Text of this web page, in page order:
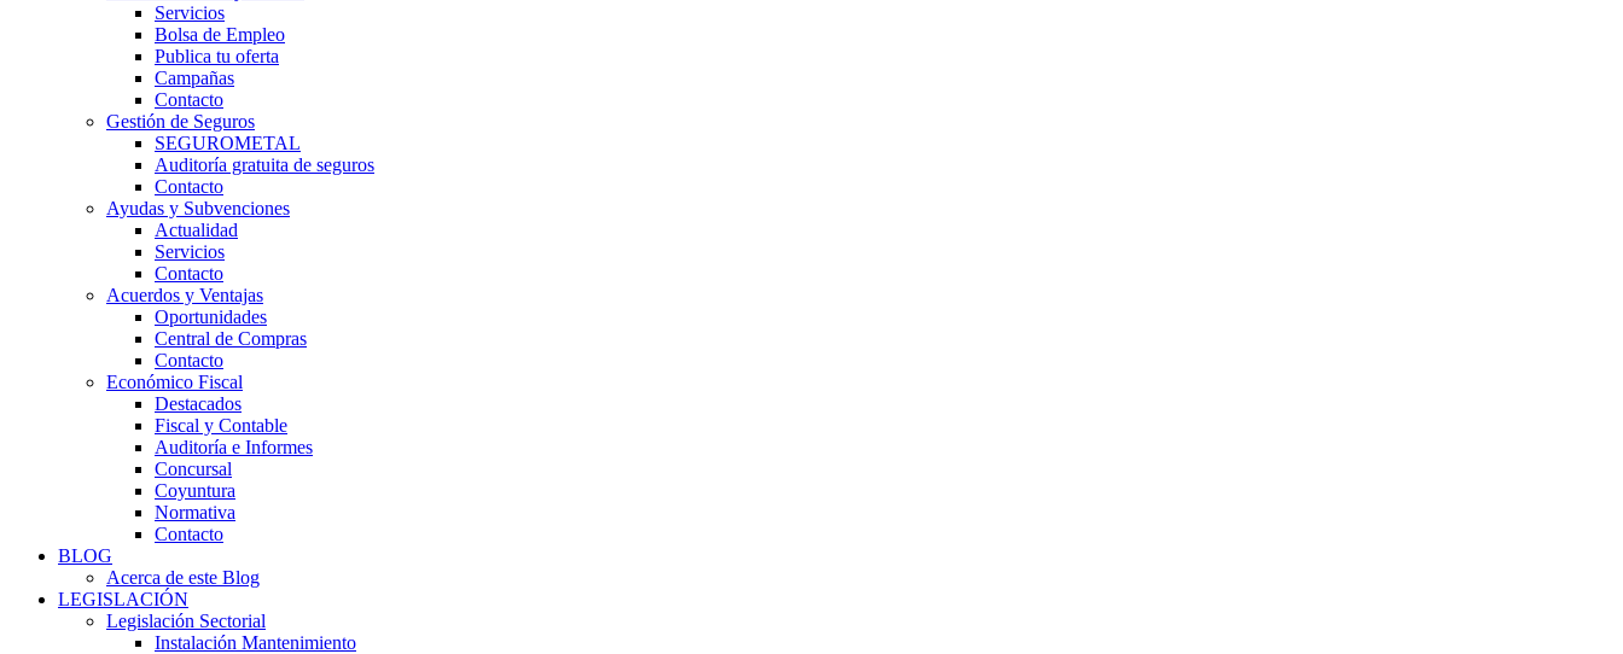
Servicios
Bolsa de Empleo
Publica tu oferta
Campañas
Contacto
Gestión de Seguros
SEGUROMETAL
Auditoría gratuita de seguros
Contacto
Ayudas y Subvenciones
Actualidad
Servicios
Contacto
Acuerdos y Ventajas
Oportunidades
Central de Compras
Contacto
Económico Fiscal
Destacados
Fiscal y Contable
Auditoría e Informes
Concursal
Coyuntura
Normativa
Contacto
BLOG
Acerca de este Blog
LEGISLACIÓN
Legislación Sectorial
Instalación Mantenimiento